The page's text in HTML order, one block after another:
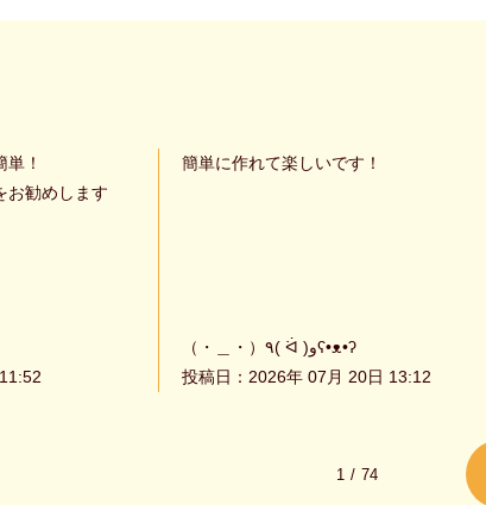
！
お勧めします
簡単に作れて楽しいです！
（・＿・）٩( ᐛ )وʕ•ᴥ•ʔ
投稿日：2026年 07月 20日 13:12
1 / 74